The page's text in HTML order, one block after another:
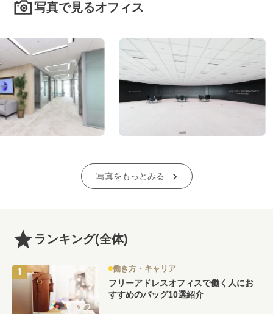
写真で見るオフィス
写真をもっとみる
ランキング(全体)
働き方・キャリア
フリーアドレスオフィスで働く人にお
すすめのバッグ10選紹介